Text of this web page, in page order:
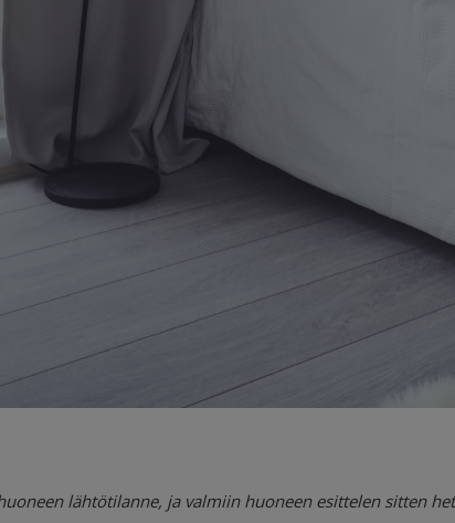
lähtötilanne, ja valmiin huoneen esittelen sitten